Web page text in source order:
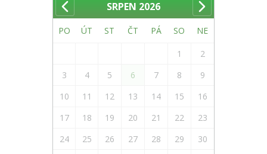
SRPEN 2026
PO ÚT ST ČT PÁ SO NE
1
2
3
4 5 6 7 8
9
10
11 12 13 14 15
16
17
18 19 20 21 22
23
24
25 26 27 28 29
30